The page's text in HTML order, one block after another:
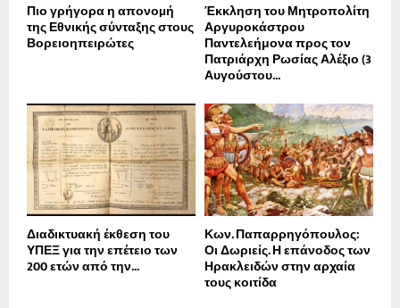
Πιο γρήγορα η απονοµή
της Εθνικής σύνταξης στους
Βορειοηπειρώτες
Έκκληση του Μητροπολίτη
Αργυροκάστρου
Παντελεήμονα προς τον
Πατριάρχη Ρωσίας Αλέξιο (3
Αυγούστου...
Διαδικτυακή έκθεση του
ΥΠΕΞ για την επέτειο των
200 ετών από την...
Κων. Παπαρρηγόπουλος:
Οι Δωριείς. Η επάνοδος των
Ηρακλειδών στην αρχαία
τους κοιτίδα